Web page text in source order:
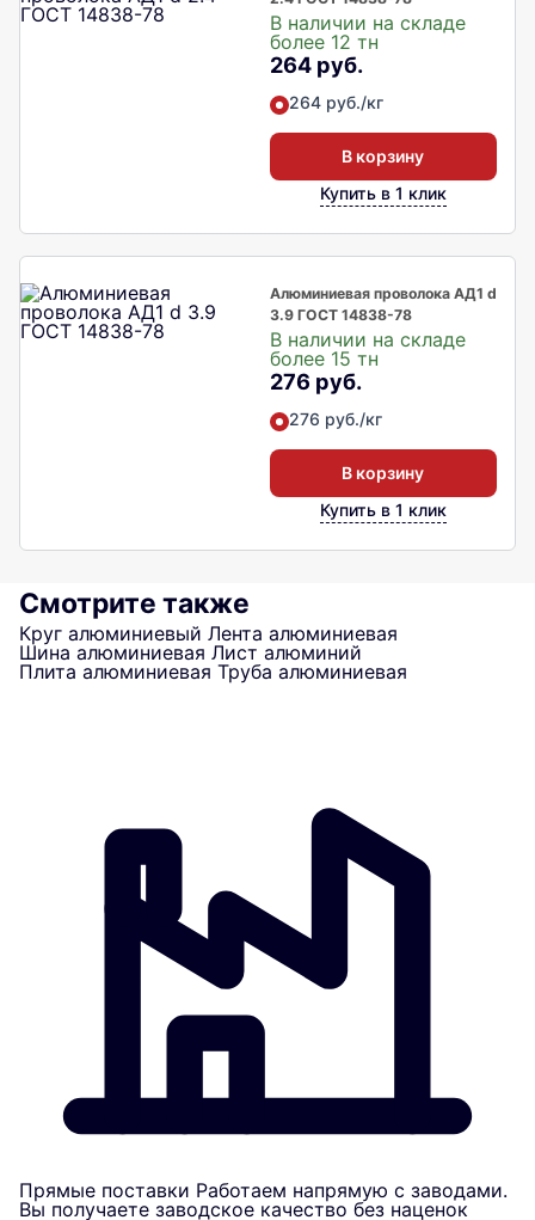
В наличии на складе
более 12 тн
264 руб.
264 руб./кг
В корзину
Купить в 1 клик
Алюминиевая проволока АД1 d
3.9 ГОСТ 14838-78
В наличии на складе
более 15 тн
276 руб.
276 руб./кг
В корзину
Купить в 1 клик
Смотрите также
Круг алюминиевый Лента алюминиевая
Шина алюминиевая Лист алюминий
Плита алюминиевая Труба алюминиевая
Прямые поставки Работаем напрямую с заводами.
Вы получаете заводское качество без наценок